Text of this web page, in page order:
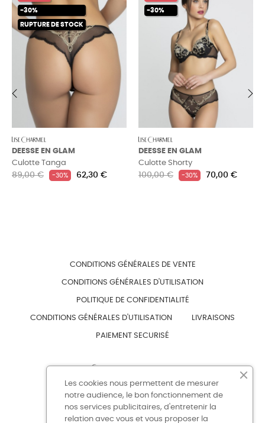
-30%
RUPTURE DE STOCK
DEESSE EN GLAM
Culotte
Tanga
Prix
89,00 € -30% Prix
62,30 €
-30%
DEESSE EN GLAM
Culotte Shorty
Prix
100,00 € -30% Prix
70,00 €
CONDITIONS GÉNÉRALES DE VENTE
CONDITIONS GÉNÉRALES D'UTILISATION
POLITIQUE DE CONFIDENTIALITÉ
CONDITIONS GÉNÉRALES D'UTILISATION LIVRAISONS
PAIEMENT SECURISÉ
CONTACT BOUTIQUE
Les cookies nous permettent de mesurer
notre audience, le bon fonctionnement de
nos services publicitaires, d'entretenir la
relation avec vous et vous proposer la